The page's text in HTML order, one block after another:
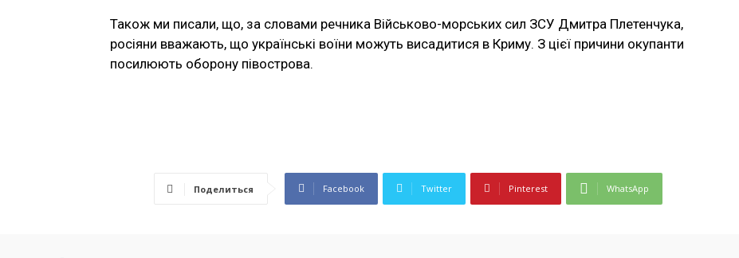
Також ми писали, що, за словами речника Військово-морських сил ЗСУ Дмитра Плетенчука,
росіяни вважають, що українські воїни можуть висадитися в Криму. З цієї причини окупанти
посилюють оборону півострова.
Поделиться Facebook Twitter Pinterest WhatsApp